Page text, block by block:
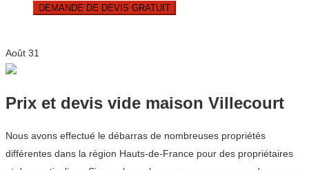
DEMANDE DE DEVIS GRATUIT
Août 31
Prix et devis vide maison Villecourt
Nous avons effectué le débarras de nombreuses propriétés
différentes dans la région Hauts-de-France pour des propriétaires